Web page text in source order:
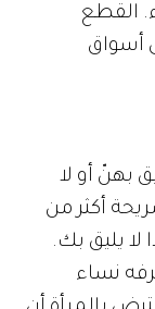
القطع
أسواق
بهنّ أو لا
أكثر من
لا يليق بك.
نساء